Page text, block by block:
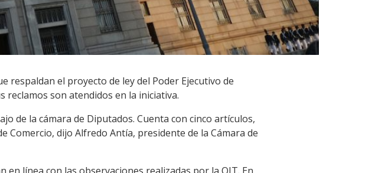
respaldan el proyecto de ley del Poder Ejecutivo de
reclamos son atendidos en la iniciativa.
de la cámara de Diputados. Cuenta con cinco artículos,
Comercio, dijo Alfredo Antía, presidente de la Cámara de